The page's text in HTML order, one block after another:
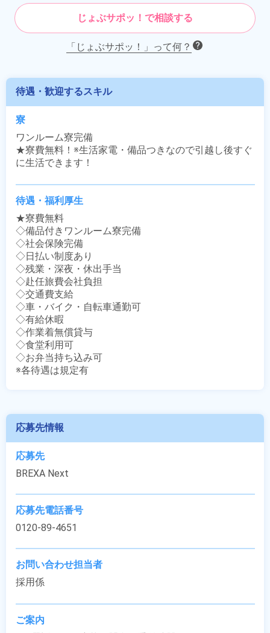
じょぶサポッ！で相談する
「じょぶサポッ！」って何？
待遇・歓迎するスキル
寮
ワンルーム寮完備
★寮費無料！※生活家電・備品つきなので引越し後すぐ
に生活できます！
待遇・福利厚生
★寮費無料
◇備品付きワンルーム寮完備
◇社会保険完備
◇日払い制度あり
◇残業・深夜・休出手当
◇赴任旅費会社負担
◇交通費支給
◇車・バイク・自転車通勤可
◇有給休暇
◇作業着無償貸与
◇食堂利用可
◇お弁当持ち込み可
※各待遇は規定有
応募先情報
応募先
BREXA Next
応募先電話番号
0120-89-4651
お問い合わせ担当者
採用係
ご案内